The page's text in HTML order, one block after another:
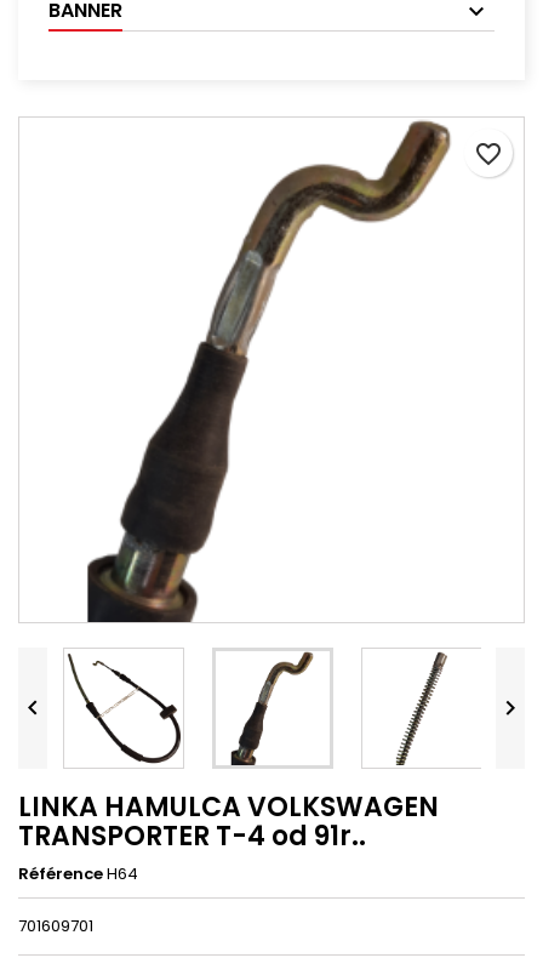
BANNER
favorite_border
 
 
LINKA HAMULCA VOLKSWAGEN
TRANSPORTER T-4 od 91r..
RéférenceH64
701609701